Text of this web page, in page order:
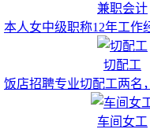
兼职会计
本人女中级职称12年工作
切配工
饭店招聘专业切配工两名
车间女工